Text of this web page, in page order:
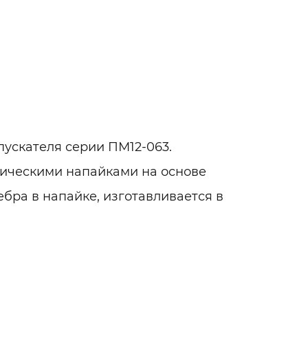
серии ПМ12-063.
напайками на основе
в напайке, изготавливается в